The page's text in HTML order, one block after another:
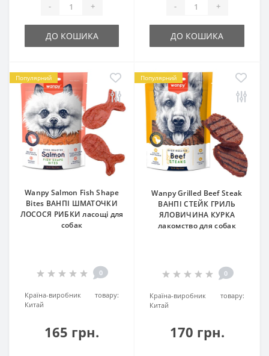
- +
ДО КОШИКА
- +
ДО КОШИКА
Популярний
Wanpy Salmon Fish Shape
Bites ВАНПІ ШМАТОЧКИ
ЛОСОСЯ РИБКИ ласощі для
собак
0
Країна-виробник товару:
Китай
165 грн.
Популярний
Wanpy Grilled Beef Steak
ВАНПІ СТЕЙК ГРИЛЬ
ЯЛОВИЧИНА КУРКА
лакомство для собак
0
Країна-виробник товару:
Китай
170 грн.